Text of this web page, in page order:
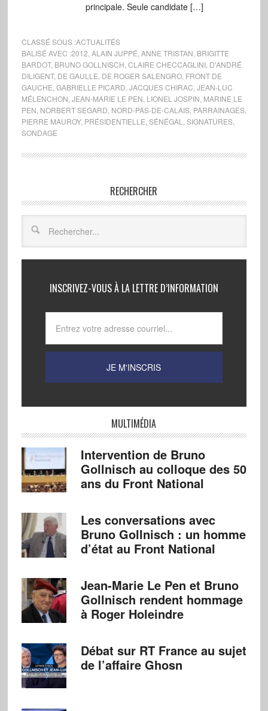
principale. Seule candidate […]
CLASSÉ SOUS :ACTUALITÉS
BALISÉ AVEC :2012 ALAIN JUPPÉ ANNE TRISTAN BRIGITTE
BARDOT, BRUNO GOLLNISCH CLAIRE CHECCAGLINI, D'ANDRÉ
DILIGENT, DE GAULLE DE ROGER SALENGRO, FRONT DE
GAUCHE GABRIELLE PICARD JACQUES CHIRAC JEAN-LUC
MÉLENCHON JEAN-MARIE LE PEN LIONEL JOSPIN MARINE LE
PEN NORBERT SEGARD NORD-PAS-DE-CALAIS, PARRAINAGES,
PIERRE MAUROY, PRÉSIDENTIELLE SÉNÉGAL SIGNATURES,
SONDAGE
RECHERCHER
INSCRIVEZ-VOUS À LA LETTRE D’INFORMATION
MULTIMÉDIA
Intervention de Bruno
Gollnisch au colloque des 50
ans du Front National
Les conversations avec
Bruno Gollnisch : un homme
d’état au Front National
Jean-Marie Le Pen et Bruno
Gollnisch rendent hommage
à Roger Holeindre
Débat sur RT France au sujet
de l’affaire Ghosn